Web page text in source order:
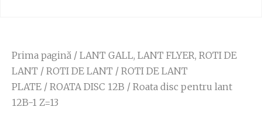
Prima pagină / LANT GALL, LANT FLYER, ROTI DE
LANT / ROTI DE LANT / ROTI DE LANT
PLATE / ROATA DISC 12B / Roata disc pentru lant
12B-1 Z=13